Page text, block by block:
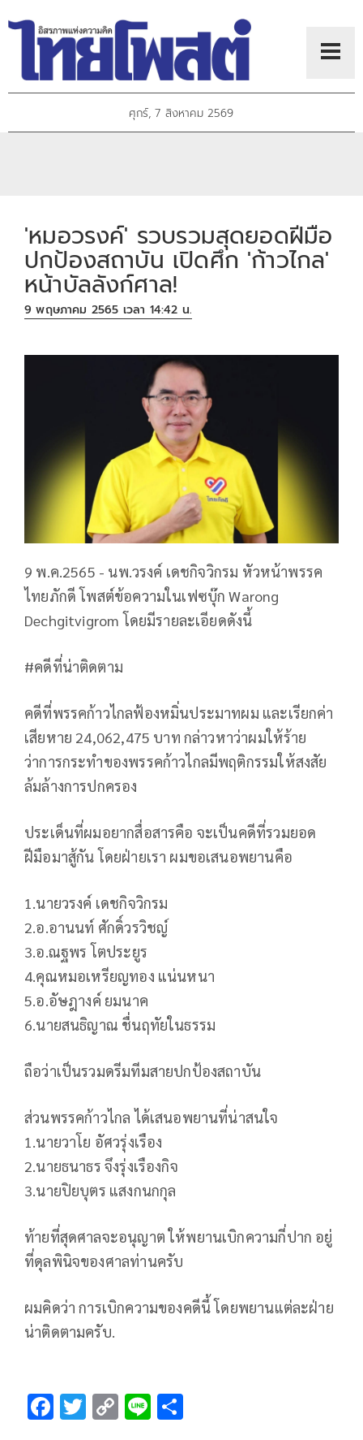
ศุกร์, 7 สิงหาคม 2569
'หมอวรงค์' รวบรวมสุดยอดฝีมือ
ปกป้องสถาบัน เปิดศึก 'ก้าวไกล'
หน้าบัลลังก์ศาล!
9 พฤษภาคม 2565 เวลา 14:42 น.
9 พ.ค.2565 - นพ.วรงค์ เดชกิจวิกรม หัวหน้าพรรค
ไทยภักดี โพสต์ข้อความในเฟซบุ๊ก Warong
Dechgitvigrom โดยมีรายละเอียดดังนี้
#คดีที่น่าติดตาม
คดีที่พรรคก้าวไกลฟ้องหมิ่นประมาทผม และเรียกค่า
เสียหาย 24,062,475 บาท กล่าวหาว่าผมให้ร้าย
ว่าการกระทำของพรรคก้าวไกลมีพฤติกรรมให้สงสัย
ล้มล้างการปกครอง
ประเด็นที่ผมอยากสื่อสารคือ จะเป็นคดีที่รวมยอด
ฝีมือมาสู้กัน โดยฝ่ายเรา ผมขอเสนอพยานคือ
1.นายวรงค์ เดชกิจวิกรม
2.อ.อานนท์ ศักดิ์วรวิชญ์
3.อ.ณฐพร โตประยูร
4.คุณหมอเหรียญทอง แน่นหนา
5.อ.อัษฎางค์ ยมนาค
6.นายสนธิญาณ ชื่นฤทัยในธรรม
ถือว่าเป็นรวมดรีมทีมสายปกป้องสถาบัน
ส่วนพรรคก้าวไกล ได้เสนอพยานที่น่าสนใจ
1.นายวาโย อัศวรุ่งเรือง
2.นายธนาธร จึงรุ่งเรืองกิจ
3.นายปิยบุตร แสงกนกกุล
ท้ายที่สุดศาลจะอนุญาต ให้พยานเบิกความกี่ปาก อยู่
ที่ดุลพินิจของศาลท่านครับ
ผมคิดว่า การเบิกความของคดีนี้ โดยพยานแต่ละฝ่าย
น่าติดตามครับ.
F T C Li